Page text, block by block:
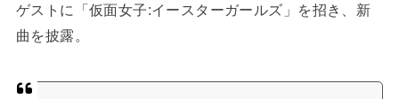
ゲストに「仮面女子:イースターガールズ」を招き、新
曲を披露。